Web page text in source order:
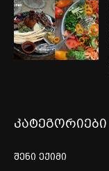
კატეგორიები
შენი ექიმი